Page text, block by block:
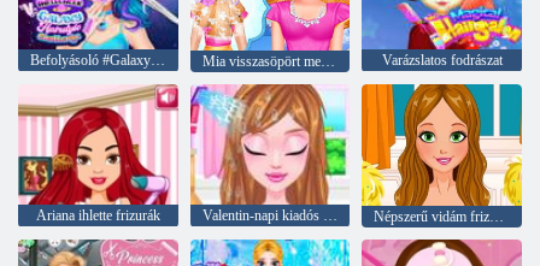
Befolyásoló #Galaxy frizura kihívás Mia visszasöpört menyasszonyi frizura Varázslatos fodrászat
Ariana ihlette frizurák Népszerű vidám frizurák